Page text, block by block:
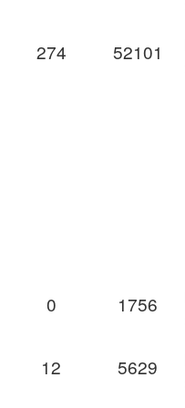
274 52101
0 1756
12 5629